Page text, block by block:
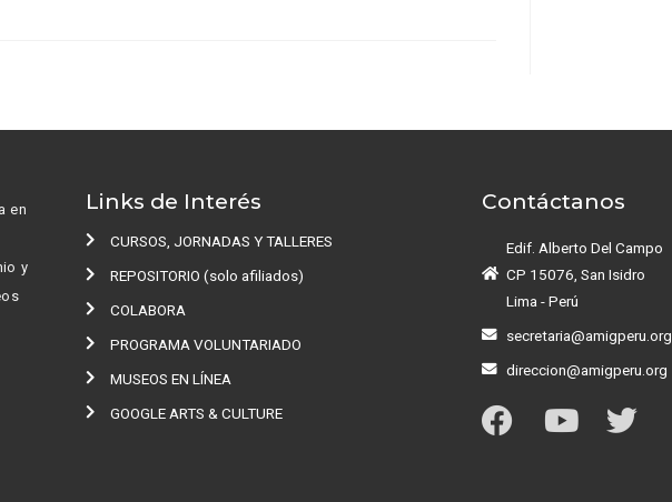
en
y
Links de Interés
CURSOS, JORNADAS Y TALLERES
REPOSITORIO (solo afiliados)
COLABORA
PROGRAMA VOLUNTARIADO
MUSEOS EN LÍNEA
GOOGLE ARTS & CULTURE
Contáctanos
Edif. Alberto Del Campo
CP 15076, San Isidro
Lima - Perú
secretaria@amigperu.org
direccion@amigperu.org